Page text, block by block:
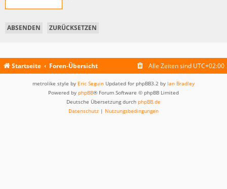
Startseite Foren-Übersicht Alle Zeiten sind UTC+02:00
metrolike style by Eric Seguin Updated for phpBB3.2 by Ian Bradley
Powered by phpBB® Forum Software © phpBB Limited
Deutsche Übersetzung durch phpBB.de
Datenschutz | Nutzungsbedingungen